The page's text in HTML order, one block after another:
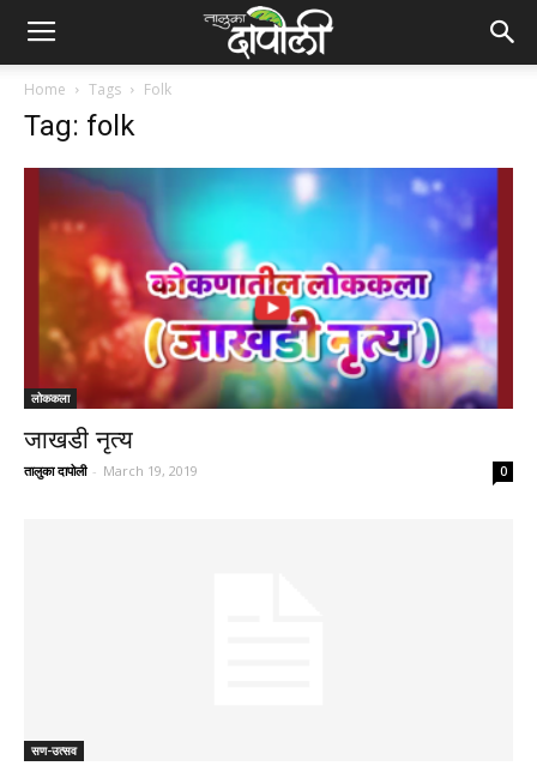
Home Tags Folk
Tag: folk
लोककला
जाखडी नृत्य
तालुका दापोली - March 19, 2019 0
सण-उत्सव